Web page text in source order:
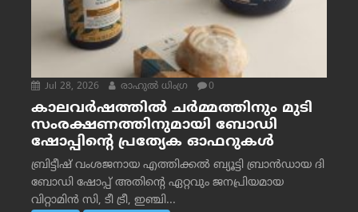
Jul 28, 2026 രാഹുല്‍ ധിംഗ്ര 0
കാലവർഷത്തിൽ ചർമ്മത്തിനും മുടി
സംരക്ഷണത്തിനുമായി ബോഡി
ഷോപ്പിന്റെ പ്രത്യേക ഓഫറുകൾ
ബ്രിട്ടീഷ് വംശജനായ എത്തിക്കൽ ബ്യൂട്ടി ബ്രാൻഡായ ദി
ബോഡി ഷോപ്പ് അതിന്റെ ഏറ്റവും ജനപ്രിയമായ
വിറ്റാമിൻ സി, ടീ ട്രീ, ഇഞ്ചി...